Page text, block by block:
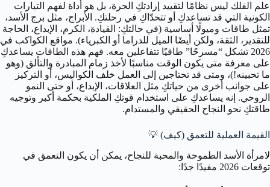
علم الفلك ليس نظامًا لتقييد إرادتكِ الحرة، بل هو أداة لفهم التيارات
الكونية التي قد تساعدكِ أو تتحدّاكِ في رحلتكِ. الأبراج، مثل برج الأسد،
تمثل طاقات وميولًا أساسية (في حالتكِ: القيادة، الكرم، الإبداع، الحاجة
للتقدير، الثقة، ولكن أيضًا الميل للدراما أو الكبرياء). مواقع الكواكب في
2026 تشكل “مسرحًا” طاقيًا تتفاعلين معه. فهم هذه الطاقات يساعدكِ
على معرفة متى يكون الوقت مناسبًا لأخذ زمام المبادرة والتألق (وهو
ما تحبينه!)، ومتى قد تحتاجين إلى العمل خلف الكواليس، أو التركيز
على جوانب أخرى من حياتكِ مثل العلاقات، الإبداع، أو حتى النمو
الروحي. إنه يساعدكِ على استخدام قوتكِ الملكية بحكمة أكبر وتوجيه
طاقتكِ نحو النجاح الحقيقي والمستدام.
القيمة العملية للتعمق (كيف) 💡
لامرأة الأسد الطموحة والمحبة للنجاح، يمكن أن يكون التعمق في
توقعات 2026 مفيدًا جدًا: